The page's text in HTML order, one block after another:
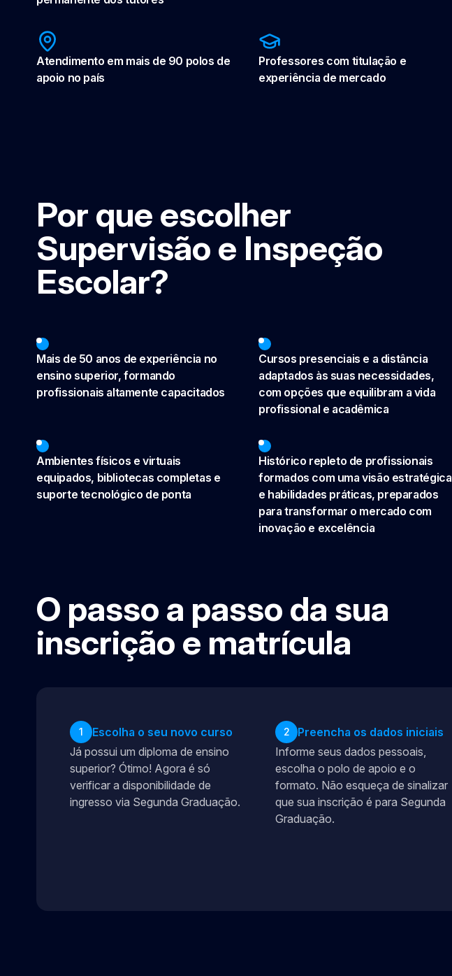
Atendimento em mais de 90 polos de
apoio no país
Professores com titulação e
experiência de mercado
Por que escolher
Supervisão e Inspeção
Escolar?
Mais de 50 anos de experiência no
ensino superior, formando
profissionais altamente capacitados
Cursos presenciais e a distância
adaptados às suas necessidades,
com opções que equilibram a vida
profissional e acadêmica
Ambientes físicos e virtuais
equipados, bibliotecas completas e
suporte tecnológico de ponta
Histórico repleto de profissionais
formados com uma visão estratégica
e habilidades práticas, preparados
para transformar o mercado com
inovação e excelência
O passo a passo da sua
inscrição e matrícula
1
Escolha o seu novo curso
Já possui um diploma de ensino
superior? Ótimo! Agora é só
verificar a disponibilidade de
ingresso via Segunda Graduação.
2
Preencha os dados iniciais
Informe seus dados pessoais,
escolha o polo de apoio e o
formato. Não esqueça de sinalizar
que sua inscrição é para Segunda
Graduação.